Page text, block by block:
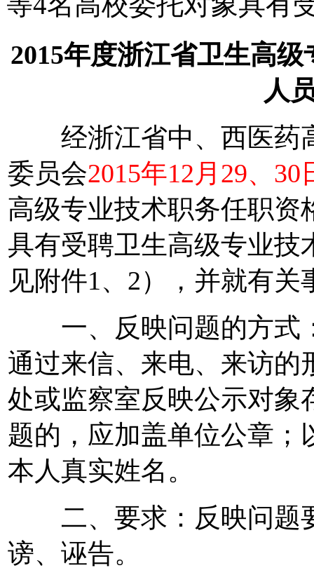
2015年度浙江省卫生高
人
经浙江省中、西医药
委员会2015年12月29、30
高级专业技术职务任职资
具有受聘卫生高级专业技
见附件1、2），并就有关
一、反映问题的方式
通过来信、来电、来访的
处或监察室反映公示对象
题的，应加盖单位公章；
本人真实姓名。
二、要求：反映问题
谤、诬告。